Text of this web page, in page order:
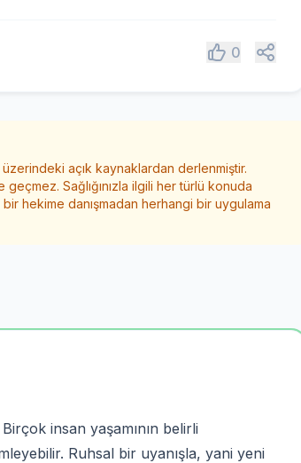
0 Paylaş
açık kaynaklardan derlenmiştir.
Sağlığınızla ilgili her türlü konuda
bir hekime danışmadan herhangi bir uygulama
insan yaşamının belirli
Ruhsal bir uyanışla, yani yeni